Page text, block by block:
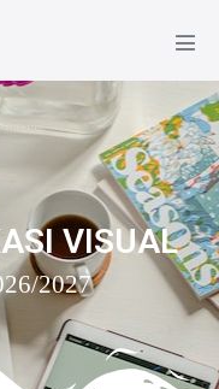
VISUAL
2027